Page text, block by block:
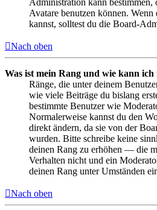
Administration kann
Avatare benutzen können.
kannst, solltest du die Board-
Nach oben
Was ist mein Rang und wie kann
Ränge, die unter deinem
wie viele Beiträge du bislang
bestimmte Benutzer wie
Normalerweise kannst du den
direkt ändern, da sie von der
wurden. Bitte schreibe keine
deinen Rang zu erhöhen — die
Verhalten nicht und ein
deinen Rang unter Umständen
Nach oben